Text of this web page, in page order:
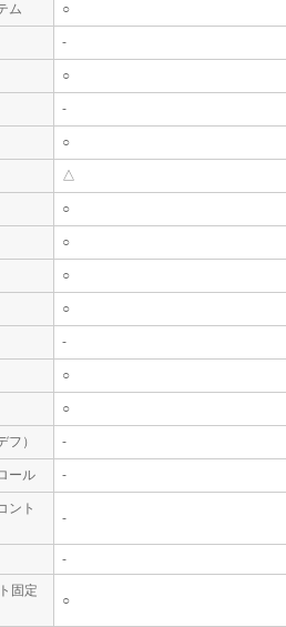
ム ○
-
○
-
○
△
○
○
○
○
-
○
○
） -
ール -
ント
-
-
固定
○